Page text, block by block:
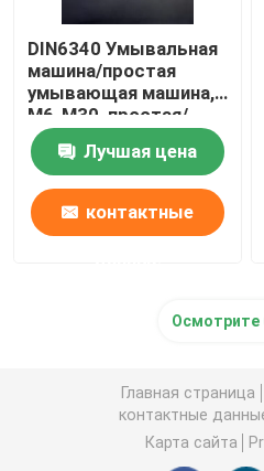
DIN6340 Умывальная
машина/простая
умывающая машина,
M6-M30, простая/
дакрометная
Лучшая цена
контактные
Осмотрите
Главная страница
контактные
Карта сайта